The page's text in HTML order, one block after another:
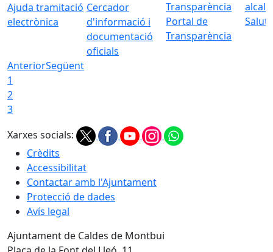
Ajuda tramitació
electrònica
Cercador
d'informació i
documentació
oficials
Portal de
Transparència
AnteriorSegüent
1
2
3
Xarxes socials:
Crèdits
Accessibilitat
Contactar amb l'Ajuntament
Protecció de dades
Avís legal
Ajuntament de Caldes de Montbui